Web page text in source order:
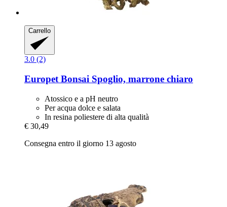
Carrello
3.0 (2)
Europet Bonsai Spoglio, marrone chiaro
Atossico e a pH neutro
Per acqua dolce e salata
In resina poliestere di alta qualità
€ 30,49
Consegna entro il giorno 13 agosto